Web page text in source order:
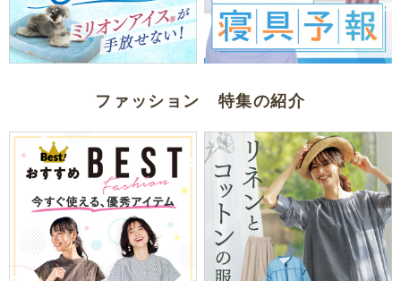
ファッション 特集の紹介